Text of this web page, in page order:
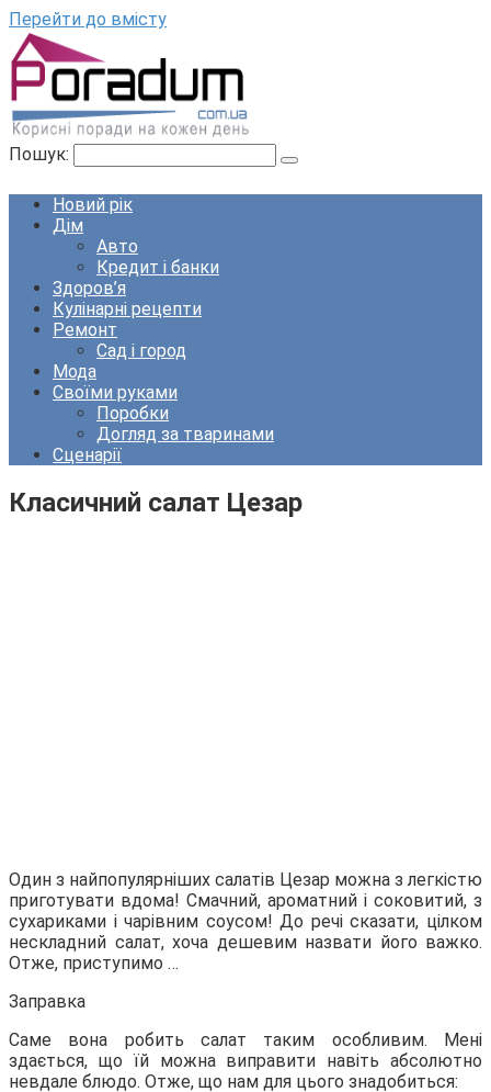
Перейти до вмісту
Пошук:
Новий рік
Дім
Авто
Кредит і банки
Здоров’я
Кулінарні рецепти
Ремонт
Сад і город
Мода
Своїми руками
Поробки
Догляд за тваринами
Сценарії
Класичний салат Цезар
Один з найпопулярніших салатів Цезар можна з легкістю
приготувати вдома! Смачний, ароматний і соковитий, з
сухариками і чарівним соусом! До речі сказати, цілком
нескладний салат, хоча дешевим назвати його важко.
Отже, приступимо …
Заправка
Саме вона робить салат таким особливим. Мені
здається, що їй можна виправити навіть абсолютно
невдале блюдо. Отже, що нам для цього знадобиться: